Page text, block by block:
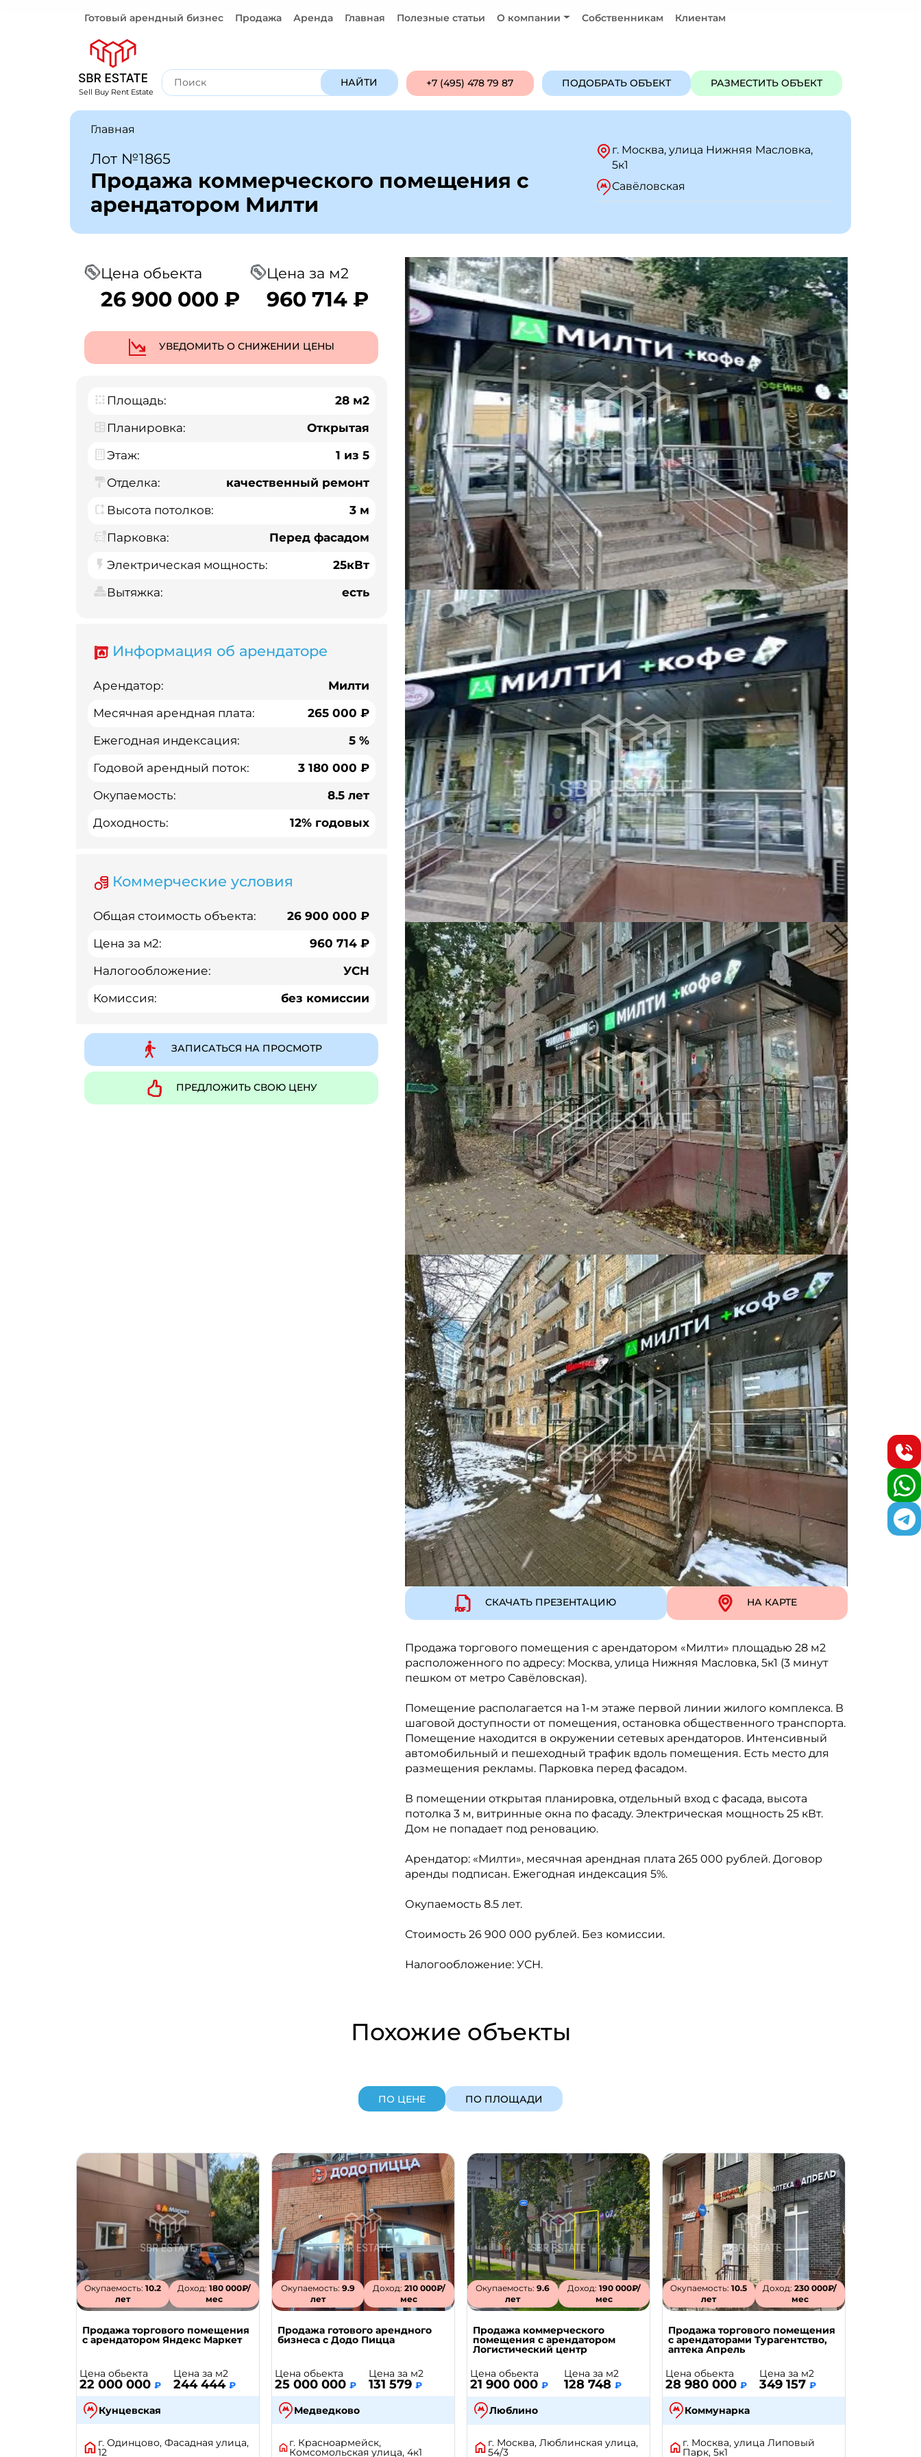
Готовый арендный бизнес Продажа Аренда Главная Полезные статьи О компании Собственникам Клиентам
Sell Buy Rent Estate
НАЙТИ +7 (495) 478 79 87 ПОДОБРАТЬ ОБЪЕКТ РАЗМЕСТИТЬ ОБЪЕКТ
Главная
Лот №1865
Продажа коммерческого помещения с
арендатором Милти
г. Москва, улица Нижняя Масловка,
5к1
Савёловская
СКАЧАТЬ ПРЕЗЕНТАЦИЮ НА КАРТЕ
Цена обьекта
26 900 000 ₽
Цена за м2
960 714 ₽
УВЕДОМИТЬ О СНИЖЕНИИ ЦЕНЫ
Площадь:
28 м2
Планировка:
Открытая
Этаж:
1 из 5
Отделка:
качественный ремонт
Высота потолков:
3 м
Парковка:
Перед фасадом
Электрическая мощность:
25кВт
Вытяжка:
есть
Информация об арендаторе
Арендатор:
Милти
Месячная арендная плата:
265 000 ₽
Ежегодная индексация:
5 %
Годовой арендный поток:
3 180 000 ₽
Окупаемость:
8.5 лет
Доходность:
12% годовых
Коммерческие условия
Общая стоимость объекта:
26 900 000 ₽
Цена за м2:
960 714 ₽
Налогообложение:
УСН
Комиссия:
без комиссии
ЗАПИСАТЬСЯ НА ПРОСМОТР
ПРЕДЛОЖИТЬ СВОЮ ЦЕНУ
Продажа торгового помещения с арендатором «Милти» площадью 28 м2
расположенного по адресу: Москва, улица Нижняя Масловка, 5к1 (3 минут
пешком от метро Савёловская).
Помещение располагается на 1-м этаже первой линии жилого комплекса. В
шаговой доступности от помещения, остановка общественного транспорта.
Помещение находится в окружении сетевых арендаторов. Интенсивный
автомобильный и пешеходный трафик вдоль помещения. Есть место для
размещения рекламы. Парковка перед фасадом.
В помещении открытая планировка, отдельный вход с фасада, высота
потолка 3 м, витринные окна по фасаду. Электрическая мощность 25 кВт.
Дом не попадает под реновацию.
Арендатор: «Милти», месячная арендная плата 265 000 рублей. Договор
аренды подписан. Ежегодная индексация 5%.
Окупаемость 8.5 лет.
Стоимость 26 900 000 рублей. Без комиссии.
Налогообложение: УСН.
Похожие объекты
ПО ЦЕНЕ ПО ПЛОЩАДИ
Окупаемость:10.2
лет
Доход: 180 000₽/
мес
Продажа торгового помещения
с арендатором Яндекс Маркет
Цена обьекта
22 000 000 ₽
Цена за м2
244 444 ₽
Кунцевская
г. Одинцово, Фасадная улица,
12
Окупаемость: 9.9
лет
Доход: 210 000₽/
мес
Продажа готового арендного
бизнеса с Додо Пицца
Цена обьекта
25 000 000 ₽
Цена за м2
131 579 ₽
Медведково
г. Красноармейск,
Комсомольская улица, 4к1
Окупаемость:9.6
лет
Доход: 190 000₽/
мес
Продажа коммерческого
помещения с арендатором
Логистический центр
Цена обьекта
21 900 000 ₽
Цена за м2
128 748 ₽
Люблино
г. Москва, Люблинская улица,
54/3
Окупаемость:10.5
лет
Доход:230 000₽/
мес
Продажа торгового помещения
с арендаторами Турагентство,
аптека Апрель
Цена обьекта
28 980 000 ₽
Цена за м2
349 157 ₽
Коммунарка
г. Москва, улица Липовый
Парк, 5к1